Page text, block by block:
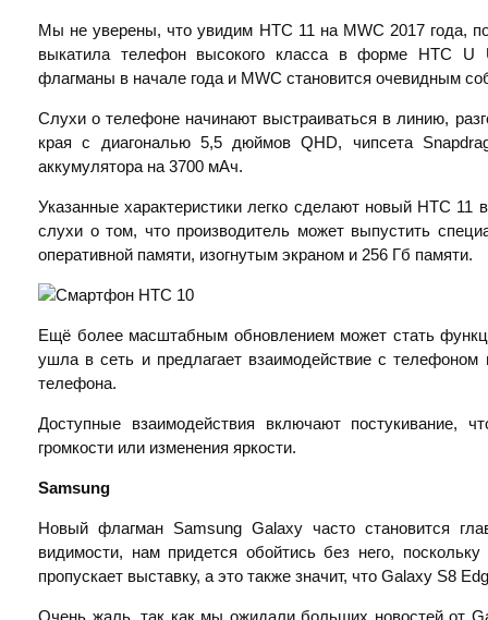
Мы не уверены, что увидим HTC 11 на MWC 2017 года,
выкатила телефон высокого класса в форме HTC U
флагманы в начале года и MWC становится очевидным
Слухи о телефоне начинают выстраиваться в линию,
края с диагональю 5,5 дюймов QHD, чипсета
аккумулятора на 3700 мАч.
Указанные характеристики легко сделают новый HTC
слухи о том, что производитель может выпустить
оперативной памяти, изогнутым экраном и 256 Гб памяти.
Ещё более масштабным обновлением может стать
ушла в сеть и предлагает взаимодействие с
телефона.
Доступные взаимодействия включают постукивание,
громкости или изменения яркости.
Samsung
Новый флагман Samsung Galaxy часто становится
видимости, нам придется обойтись без него,
пропускает выставку, а это также значит, что Galaxy S8
Очень жаль, так как мы ожидали больших новостей от